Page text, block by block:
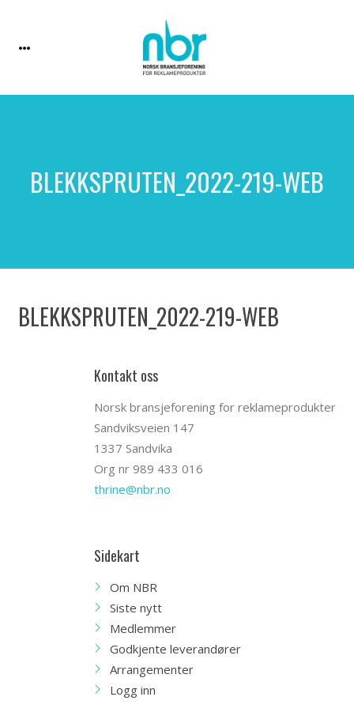
BLEKKSPRUTEN_2022-219-WEB
BLEKKSPRUTEN_2022-219-WEB
Kontakt oss
Norsk bransjeforening for reklameprodukter
Sandviksveien 147
1337 Sandvika
Org nr 989 433 016
thrine@nbr.no
Sidekart
Om NBR
Siste nytt
Medlemmer
Godkjente leverandører
Arrangementer
Logg inn